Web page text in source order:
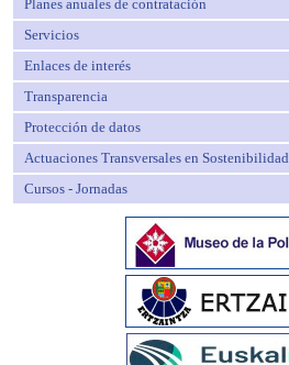
Planes anuales de contratación
Servicios
Enlaces de interés
Transparencia
Protección de datos
Actuaciones Transversales en Sostenibilidad
Cursos - Jornadas